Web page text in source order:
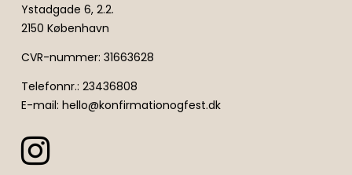
Ystadgade 6, 2.2.
2150 København
CVR-nummer: 31663628
Telefonnr.: 23436808
E-mail: hello@konfirmationogfest.dk